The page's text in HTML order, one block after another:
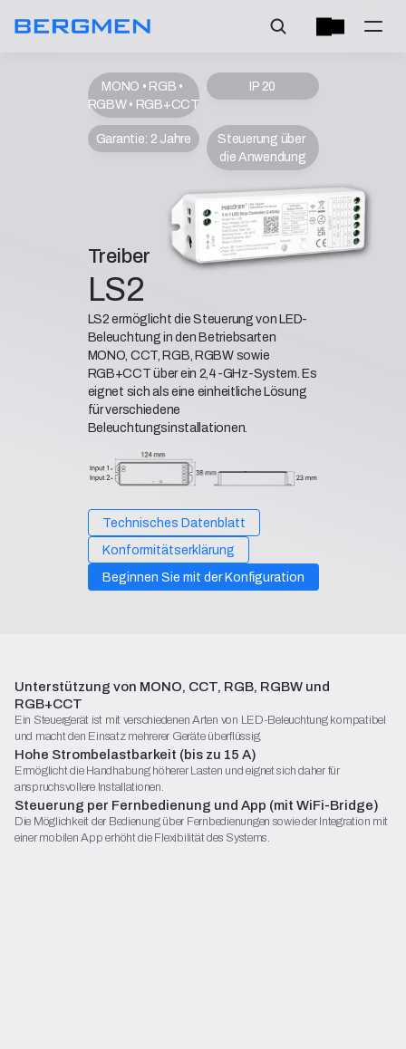
MONO • RGB •
RGBW • RGB+CCT
IP 20
Garantie: 2 Jahre
Steuerung über
die Anwendung
Treiber
LS2
LS2 ermöglicht die Steuerung von LED-
Beleuchtung in den Betriebsarten
MONO, CCT, RGB, RGBW sowie
RGB+CCT über ein 2,4-GHz-System. Es
eignet sich als eine einheitliche Lösung
für verschiedene
Beleuchtungsinstallationen.
Technisches Datenblatt
Beginnen Sie mit der Konfiguration
Konformitätserklärung
Unterstützung von MONO, CCT, RGB, RGBW und
RGB+CCT
Ein Steuergerät ist mit verschiedenen Arten von LED-Beleuchtung kompatibel
und macht den Einsatz mehrerer Geräte überflüssig.
Hohe Strombelastbarkeit (bis zu 15 A)
Ermöglicht die Handhabung höherer Lasten und eignet sich daher für
anspruchsvollere Installationen.
Steuerung per Fernbedienung und App (mit WiFi-Bridge)
Die Möglichkeit der Bedienung über Fernbedienungen sowie der Integration mit
einer mobilen App erhöht die Flexibilität des Systems.